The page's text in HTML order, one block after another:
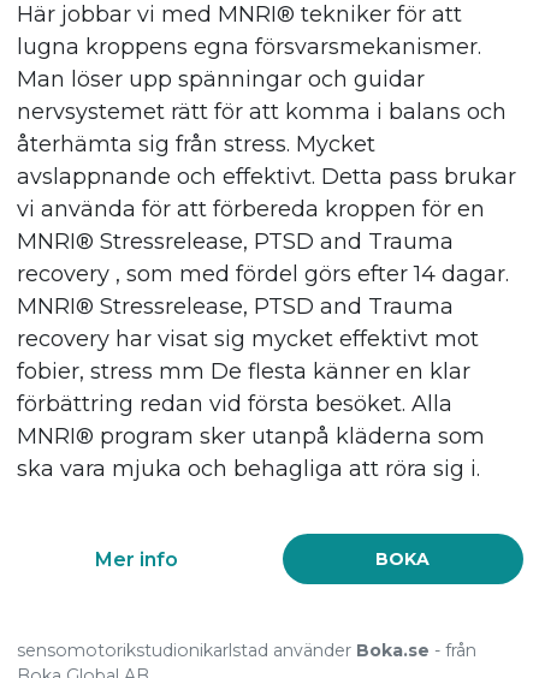
Här jobbar vi med MNRI® tekniker för att
lugna kroppens egna försvarsmekanismer.
Man löser upp spänningar och guidar
nervsystemet rätt för att komma i balans och
återhämta sig från stress. Mycket
avslappnande och effektivt. Detta pass brukar
vi använda för att förbereda kroppen för en
MNRI® Stressrelease, PTSD and Trauma
recovery , som med fördel görs efter 14 dagar.
MNRI® Stressrelease, PTSD and Trauma
recovery har visat sig mycket effektivt mot
fobier, stress mm De flesta känner en klar
förbättring redan vid första besöket. Alla
MNRI® program sker utanpå kläderna som
ska vara mjuka och behagliga att röra sig i.
BOKA
Mer info
sensomotorikstudionikarlstad använder Boka.se - från